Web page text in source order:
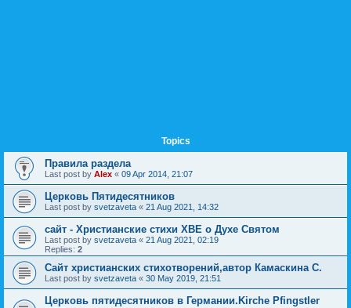
Topics
Правила раздела
Last post by Alex « 09 Apr 2014, 21:07
Церковь Пятидесятников
Last post by svetzaveta « 21 Aug 2021, 14:32
сайт - Христианские стихи ХВЕ о Духе Святом
Last post by svetzaveta « 21 Aug 2021, 02:19
Replies: 2
Сайт христианских стихотворений,автор Камаскина С.
Last post by svetzaveta « 30 May 2019, 21:51
Церковь пятидесятников в Германии.Kirche Pfingstler